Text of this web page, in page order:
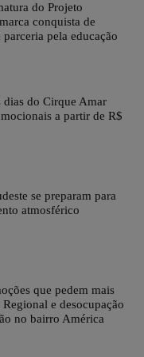
do Projeto
conquista de
pela educação
do Cirque Amar
a partir de R$
se preparam para
atmosférico
que pedem mais
e desocupação
no bairro América